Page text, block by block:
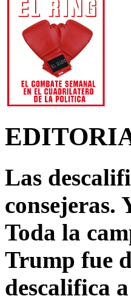
Las
consejeras.
Toda la
Trump fue
descalifica